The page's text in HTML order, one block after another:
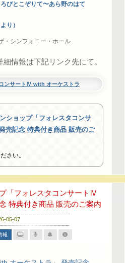
びとこぞりて〜あら野のはて
り）
・シンフォニー・ホール
情報は下記リンク先にて。
ンサートⅣ with オーケストラ
ショップ「フォレスタコンサ
売記念 特典付き商品 販売のご
さい。
「フォレスタコンサートⅣ
特典付き商品 販売のご案内
05-07
報